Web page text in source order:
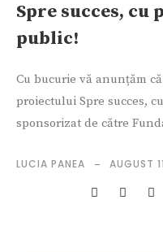
Spre succes,
public!
Cu bucurie vă anunțăm
proiectului Spre succes,
sponsorizat de către
LUCIA PANEA AUGUST